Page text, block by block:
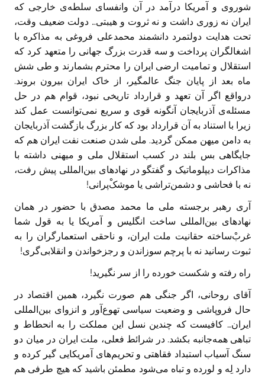
شوروی و آمریکا درآمد در آن وانفسای سلطه‌ی خارجی که
ایران نه زوری داشت و نه ثروت و هیبتی… دولت ضعیف وقت،
تحت هدایت دولتمرد ‏دانشمند محمدعلی فروغی به مذاکره با
اشغالگران پرداخت و سه قدرت بزرگ جهانی را متعهد کرد که
استقلال و تمامیت ارضی ایران را محترم بشمارند و طی شش
ماه بعد از پایان جنگ عالمگیر، از خاک ایران ‏بیرون بروند.
درواقع اگر آن تعهد و قرارداد تاریخی نبود، قوام هم در حل
مسئله‌ی آذربایجان آنگونه قوی و سریع نمی‌توانست عمل کند
زیرا با استناد به آن قرارداد بود که کار بزرگ بازگشت آذربایجان
به دامن میهن ممکن گردید. ملی شدن صنعت نفت ایران هم که
جایگاهی بس بلند در کسب استقلال ملی و میهنی داشته با
مذاکرات دیپلوماتیک و گفتگو در نهادهای بین‌المللی پیش رفت،
نه با فحاشی و دشمن‌تراشی یا موشکْ‌پرانی!
آری رهبر برجسته ملی ما محمد مصدق با حضور در همان
نهادهای بین‌المللی ساخت انگلیس و آمریکا یا به قول شما
غربْ‌ساخته حقانیت ملت ایران، و ناحقی استعمارگران را به
ثبوت رسانید نه با پرچم سوزاندن و رجزخواندن و انقلابی‌گری!
راه رفته و شکست خورده را از سر نگیرید!‏
آقای روحانی، اگر جنگی هم صورت نگیرد، همین اقتصاد در
حال فروپاشی و وضعیت سیاسی تهوع‌آور و انزوای بین‌المللی
ایران… کافیست که چندین نسل این مملکت را به انحطاط و
تباهی همه‌جانبه ‏بکشد. در شرائط فعلی، ملت ایران در میان دو
سنگ آسیاب استبداد فقاهتی و تحریم‌های آمریکايی گیر کرده و
دارد لِه و لورده و تباه می‌شود مطمئن باشید که هیچ طرفی هم